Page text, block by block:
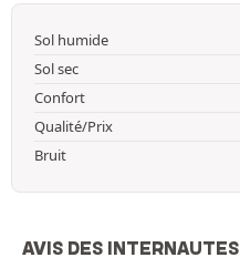
Sol humide
Sol sec
Confort
Qualité/Prix
Bruit
AVIS DES INTERNAUTES